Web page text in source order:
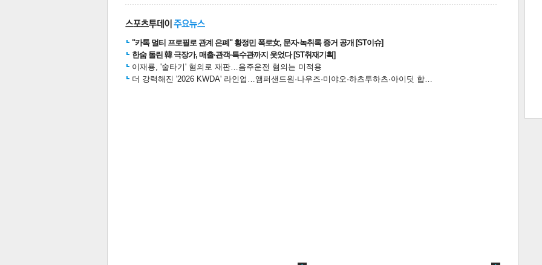
스북 터 공 공유 버블
달기 트 크 트 축
"카톡 멀티 프로필로 관계 은폐" 황정민 폭로女, 문자·녹취록 증거 공개 [ST이슈]
한숨 돌린 韓 극장가, 매출·관객·특수관까지 웃었다 [ST취재기획]
이재룡, '술타기' 혐의로 재판…음주운전 혐의는 미적용
더 강력해진 '2026 KWDA' 라인업…앰퍼샌드원·나우즈·미야오·하츠투하츠·아이딧 합…